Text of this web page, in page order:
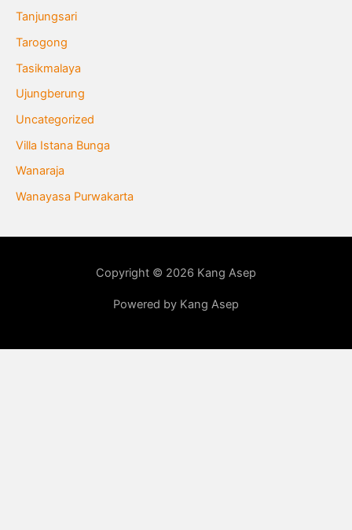
Tanjungsari
Tarogong
Tasikmalaya
Ujungberung
Uncategorized
Villa Istana Bunga
Wanaraja
Wanayasa Purwakarta
Copyright © 2026 Kang Asep
Powered by Kang Asep